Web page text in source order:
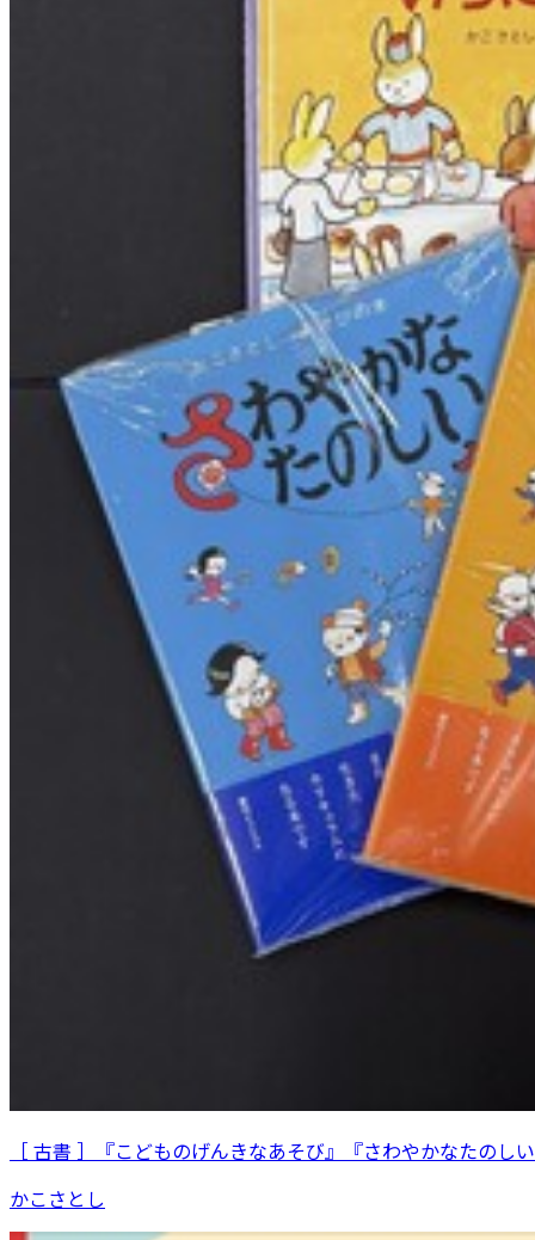
［ 古書 ］『こどものげんきなあそび』『さわやかなたの
かこさとし